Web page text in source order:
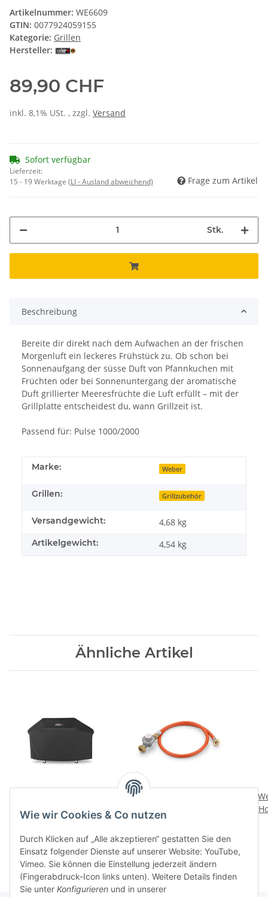
Artikelnummer: WE6609
GTIN: 0077924059155
Kategorie: Grillen
Hersteller:
89,90 CHF
inkl. 8,1% USt. , zzgl. Versand
Sofort verfügbar
Lieferzeit:
15 - 19 Werktage (LI - Ausland abweichend) Frage zum Artikel
Stk.
Beschreibung
Bereite dir direkt nach dem Aufwachen an der frischen
Morgenluft ein leckeres Frühstück zu. Ob schon bei
Sonnenaufgang der süsse Duft von Pfannkuchen mit
Früchten oder bei Sonnenuntergang der aromatische
Duft grillierter Meeresfrüchte die Luft erfüllt – mit der
Grillplatte entscheidest du, wann Grillzeit ist.
Passend für: Pulse 1000/2000
Marke: Weber
Grillen: Grillzubehör
Versandgewicht: 4,68 kg
Artikelgewicht: 4,54 kg
Ähnliche Artikel
Genesis 400-Serie
189,00 CHF*
Wie wir Cookies & Co nutzen
Durch Klicken auf „Alle akzeptieren“ gestatten Sie den
Einsatz folgender Dienste auf unserer Website: YouTube,
Vimeo. Sie können die Einstellung jederzeit ändern
(Fingerabdruck-Icon links unten). Weitere Details finden
Sie unter Konfigurieren und in unserer